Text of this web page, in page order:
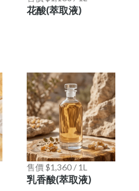
花酸(萃取液)
售價 $1,360 / 1L
乳香酸(萃取液)